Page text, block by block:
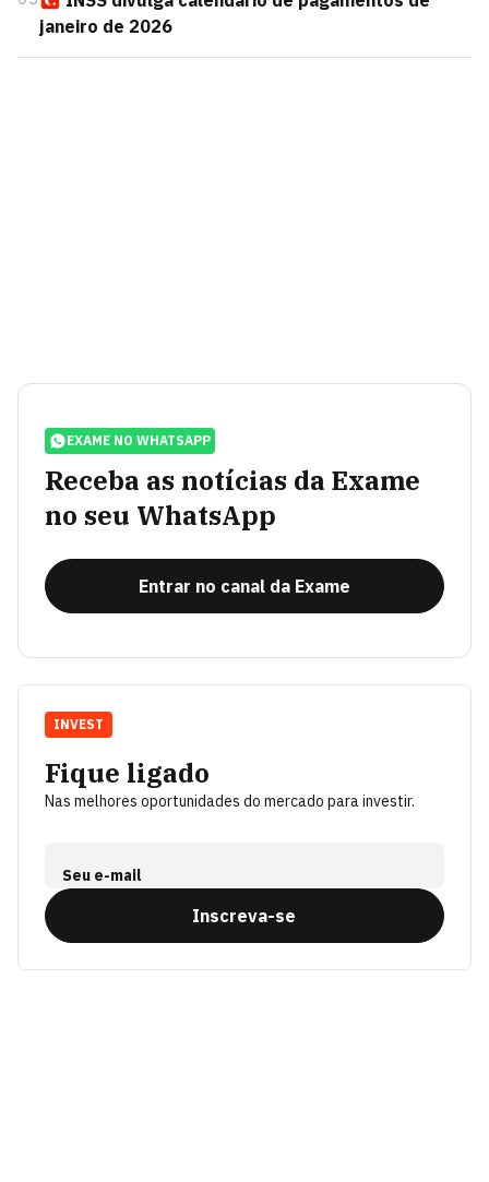
janeiro de 2026
EXAME NO WHATSAPP
Receba as notícias da Exame
no seu WhatsApp
Entrar no canal da Exame
Fique ligado
Nas melhores oportunidades do mercado para investir.
Seu e-mail
Inscreva-se
INVEST